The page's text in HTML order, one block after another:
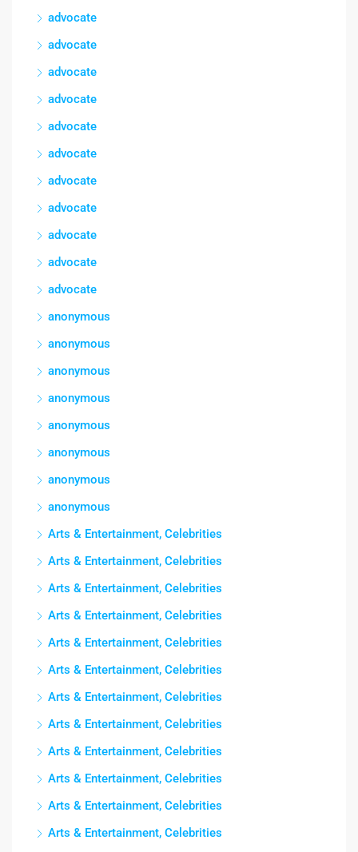
advocate
advocate
advocate
advocate
advocate
advocate
advocate
advocate
advocate
advocate
advocate
anonymous
anonymous
anonymous
anonymous
anonymous
anonymous
anonymous
anonymous
Arts & Entertainment, Celebrities
Arts & Entertainment, Celebrities
Arts & Entertainment, Celebrities
Arts & Entertainment, Celebrities
Arts & Entertainment, Celebrities
Arts & Entertainment, Celebrities
Arts & Entertainment, Celebrities
Arts & Entertainment, Celebrities
Arts & Entertainment, Celebrities
Arts & Entertainment, Celebrities
Arts & Entertainment, Celebrities
Arts & Entertainment, Celebrities